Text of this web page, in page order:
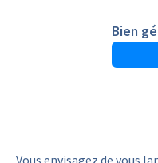
Vous envisagez de vous
Bien